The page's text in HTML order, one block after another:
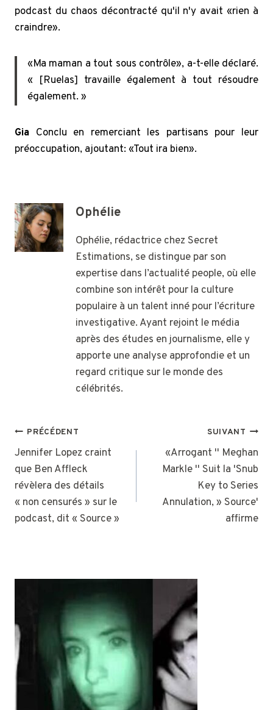
podcast du chaos décontracté qu'il n'y avait «rien à
craindre».
«Ma maman a tout sous contrôle», a-t-elle déclaré.
« [Ruelas] travaille également à tout résoudre
également. »
Gia Conclu en remerciant les partisans pour leur
préoccupation, ajoutant: «Tout ira bien».
Ophélie
Ophélie, rédactrice chez Secret
Estimations, se distingue par son
expertise dans l’actualité people, où elle
combine son intérêt pour la culture
populaire à un talent inné pour l’écriture
investigative. Ayant rejoint le média
après des études en journalisme, elle y
apporte une analyse approfondie et un
regard critique sur le monde des
célébrités.
NAVIGATION
DE
L’ARTICLE
PRÉCÉDENT
Jennifer Lopez craint
que Ben Affleck
révèlera des détails
« non censurés » sur le
podcast, dit « Source »
SUIVANT
«Arrogant '' Meghan
Markle '' Suit la 'Snub
Key to Series
Annulation, » Source'
affirme